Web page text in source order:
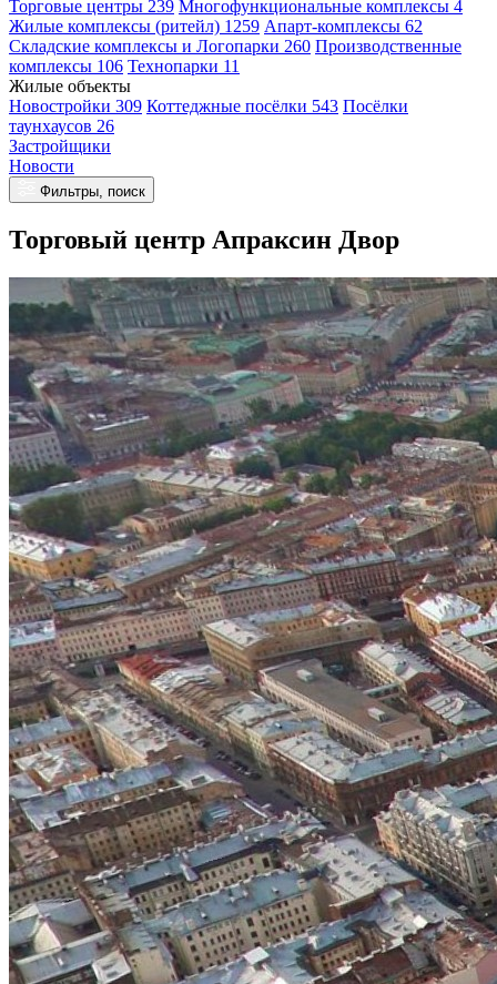
Торговые центры 239 Многофункциональные комплексы 4
Жилые комплексы (ритейл) 1259 Апарт-комплексы 62
Складские комплексы и Логопарки 260 Производственные
комплексы 106 Технопарки 11
Жилые объекты
Новостройки 309 Коттеджные посёлки 543 Посёлки
таунхаусов 26
Застройщики
Новости
Фильтры, поиск
Торговый центр Апраксин Двор